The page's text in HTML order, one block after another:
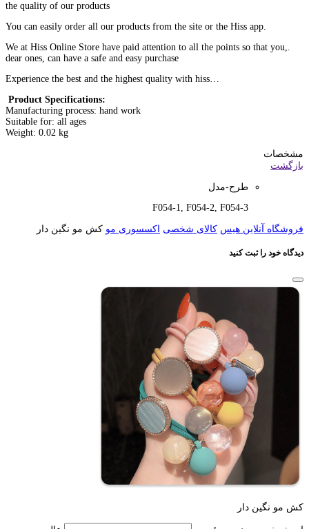
the quality of our products
.We at Hiss Online Store have paid attention to all the points so that you,
dear ones, can have a safe and easy purchase
:Product Specifications
Manufacturing process: hand work
Suitable for: all ages
Weight: 0.02 kg
مشخصات
بازگشت
طرح-مدل
F054-1, F054-2, F054-3
فروشگاه آنلاین هیس کالای شخصی اکسسوری مو کش مو نگین دار
دیدگاه خود را ثبت کنید
کش مو نگین دار